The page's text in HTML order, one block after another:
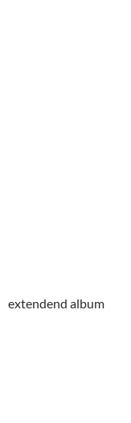
extendend album